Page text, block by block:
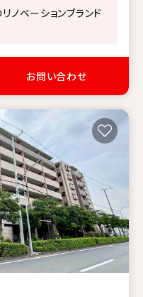
ノベーションブランド
お問い合わせ